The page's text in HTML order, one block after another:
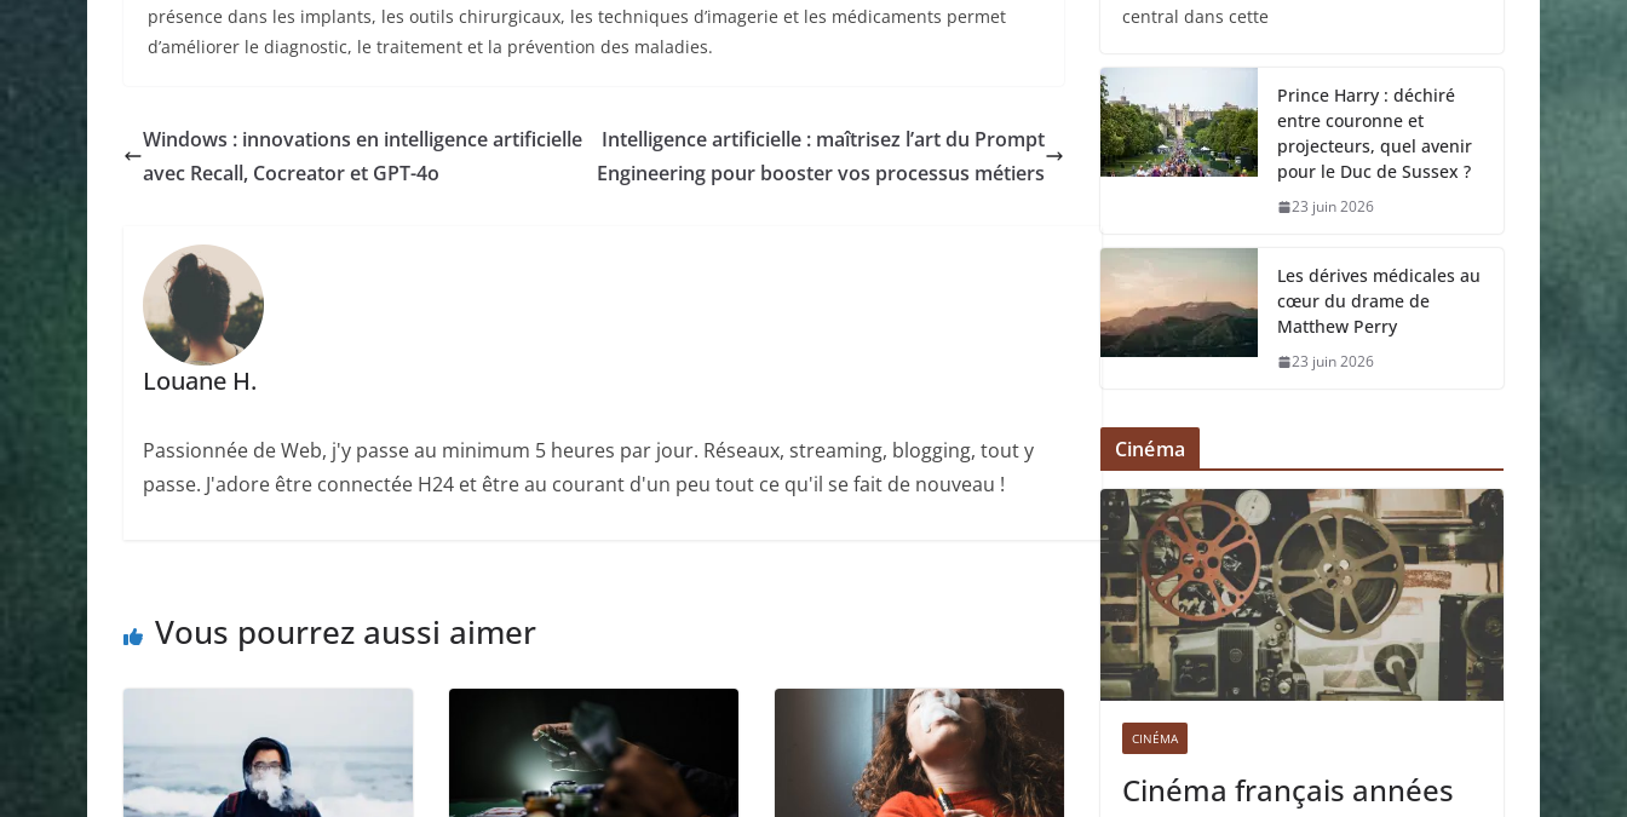
présence dans les implants, les outils chirurgicaux, les techniques d’imagerie et les médicaments permet
d’améliorer le diagnostic, le traitement et la prévention des maladies.
Windows : innovations en intelligence artificielle
avec Recall, Cocreator et GPT-4o
Intelligence artificielle : maîtrisez l’art du Prompt
Engineering pour booster vos processus métiers
Louane H.
Passionnée de Web, j'y passe au minimum 5 heures par jour. Réseaux, streaming, blogging, tout y
passe. J'adore être connectée H24 et être au courant d'un peu tout ce qu'il se fait de nouveau !
Vous pourrez aussi aimer
central dans cette
Prince Harry : déchiré
entre couronne et
projecteurs, quel avenir
pour le Duc de Sussex ?
23 juin 2026
Les dérives médicales au
cœur du drame de
Matthew Perry
23 juin 2026
Cinéma
CINÉMA
Cinéma français années